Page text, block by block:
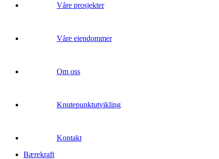
Våre prosjekter
Våre eiendommer
Om oss
Knutepunktutvikling
Kontakt
Bærekraft